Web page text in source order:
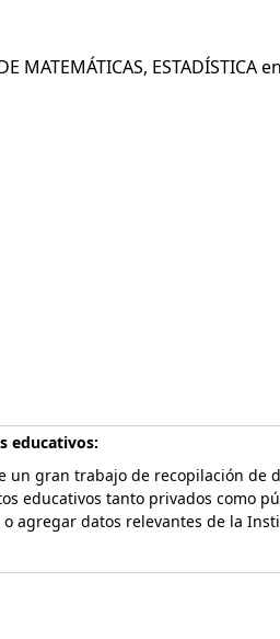
ESTADÍSTICA
educativos:
un gran trabajo de recopilación de
educativos tanto privados como
agregar datos relevantes de la